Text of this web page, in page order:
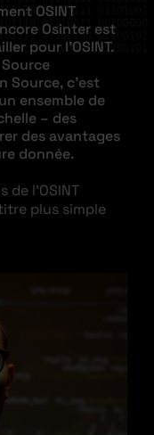
01101111 01101001
01110011 00100000
01100100 01100101
01100011 01100101
OSINT
Osinter est
pour l’OSINT.
Source
Source, c’est
ensemble de
– des
des avantages
donnée.
l’OSINT
plus simple